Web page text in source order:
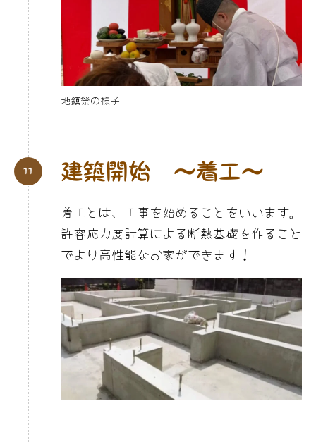
地鎮祭の様子
建築開始 〜着工〜
着工とは、工事を始めることをいいます。
許容応力度計算による断熱基礎を作ること
でより高性能なお家ができます！